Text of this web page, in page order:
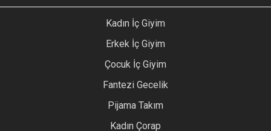
Kadın İç Giyim
Erkek İç Giyim
Çocuk İç Giyim
Fantezi Gecelik
Pijama Takım
Kadın Çorap